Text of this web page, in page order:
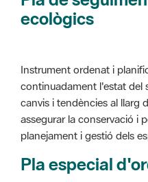
Instrument ordenat i
assegurar la conservació i
planejament i gestió dels
Pla especial
Instrument de planificació